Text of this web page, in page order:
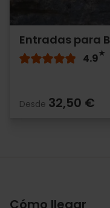
Entradas para
4.9
Desde 32,50 €
Cómo llegar